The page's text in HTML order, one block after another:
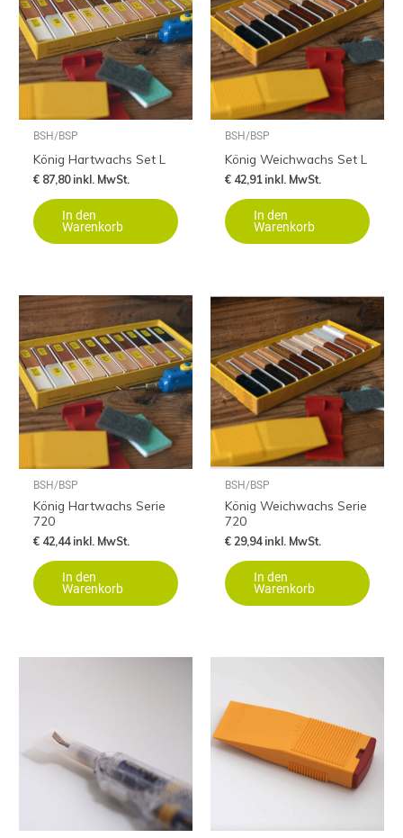
BSH/BSP
König Hartwachs Set L
€ 87,80inkl. MwSt.
In den
Warenkorb
BSH/BSP
König Weichwachs Set L
€ 42,91inkl. MwSt.
In den
Warenkorb
BSH/BSP
König Hartwachs Serie
720
€ 42,44inkl. MwSt.
In den
Warenkorb
BSH/BSP
König Weichwachs Serie
720
€ 29,94inkl. MwSt.
In den
Warenkorb